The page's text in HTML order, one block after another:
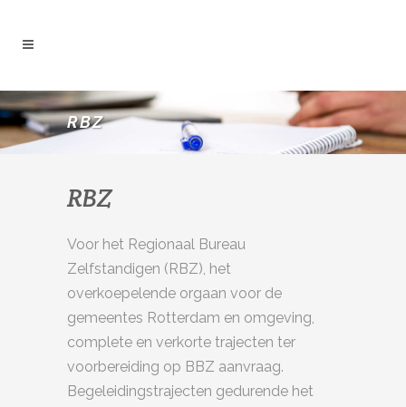
RBZ
RBZ
Voor het Regionaal Bureau
Zelfstandigen (RBZ), het
overkoepelende orgaan voor de
gemeentes Rotterdam en omgeving,
complete en verkorte trajecten ter
voorbereiding op BBZ aanvraag.
Begeleidingstrajecten gedurende het